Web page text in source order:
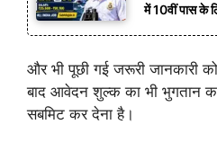
में 10वीं पास के
और भी पूछी गई जरूरी जानकारी
बाद आवेदन शुल्क का भी भुगतान
सबमिट कर देना है।